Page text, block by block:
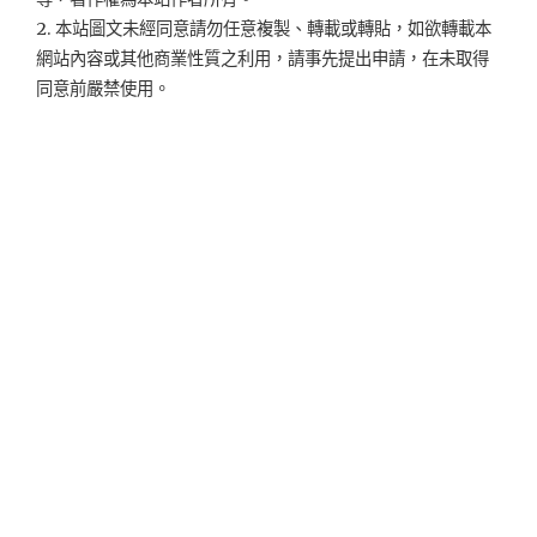
2. 本站圖文未經同意請勿任意複製、轉載或轉貼，如欲轉載本
網站內容或其他商業性質之利用，請事先提出申請，在未取得
同意前嚴禁使用。